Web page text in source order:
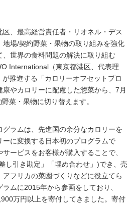
、最高経営責任者・リオネル・デス
地場/契約野菜・果物の取り組みを強化
、世界の食料問題の解決に取り組む
International（東京都港区、代表理
推進する「カロリーオフセットプロ
やカロリーに配慮した惣菜から、7月
菜・果物に切り替えます。
ラムは、先進国の余分なカロリーを
ーに変換する日本初のプログラムで
ービスをお客様が購入することで、
し引き勘定」「埋め合わせ」)でき、売
フリカの菜園づくりなどに役立てら
ムに2015年から参画をしており、
万円以上を寄付してきました。寄付